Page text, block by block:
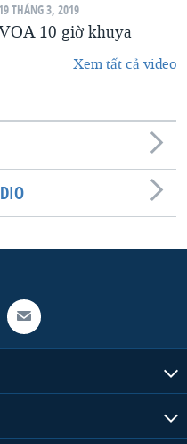
19 THÁNG 3, 2019
10 giờ khuya
Xem tất cả video